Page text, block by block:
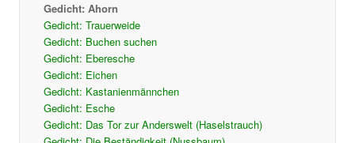
Gedicht: Ahorn
Gedicht: Trauerweide
Gedicht: Buchen suchen
Gedicht: Eberesche
Gedicht: Eichen
Gedicht: Kastanienmännchen
Gedicht: Esche
Gedicht: Das Tor zur Anderswelt (Haselstrauch)